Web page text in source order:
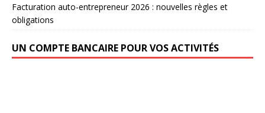
Facturation auto-entrepreneur 2026 : nouvelles règles et
obligations
UN COMPTE BANCAIRE POUR VOS ACTIVITÉS